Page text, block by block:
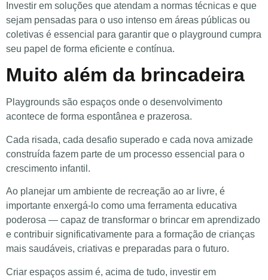
Investir em soluções que atendam a normas técnicas e que
sejam pensadas para o uso intenso em áreas públicas ou
coletivas é essencial para garantir que o playground cumpra
seu papel de forma eficiente e contínua.
Muito além da brincadeira
Playgrounds são espaços onde o desenvolvimento
acontece de forma espontânea e prazerosa.
Cada risada, cada desafio superado e cada nova amizade
construída fazem parte de um processo essencial para o
crescimento infantil.
Ao planejar um ambiente de recreação ao ar livre, é
importante enxergá-lo como uma ferramenta educativa
poderosa — capaz de transformar o brincar em aprendizado
e contribuir significativamente para a formação de crianças
mais saudáveis, criativas e preparadas para o futuro.
Criar espaços assim é, acima de tudo, investir em